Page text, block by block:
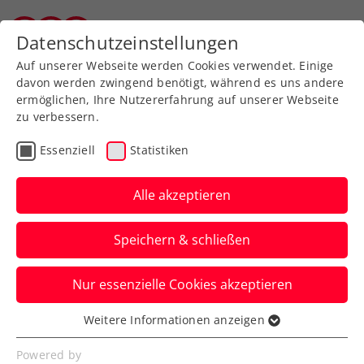
Zurück zur Newsübersicht
Turniere
Generali Open Kitzbühel:
Kostenlose An- und
Abreise mit Öffis in Tirol
Diese Einigung haben das ATP-250-
Turnier am Kitzbüheler Tennisclub und
der Verkehrsverbund Tirol erzielt.
Verfasst von: Presseaussendung / Redaktion, 12.07.2024
Datenschutzeinstellungen
Auf unserer Webseite werden Cookies verwendet. Einige
davon werden zwingend benötigt, während es uns andere
ermöglichen, Ihre Nutzererfahrung auf unserer Webseite
zu verbessern.
Essenziell Statistiken
Alle akzeptieren
Speichern & schließen
Nur essenzielle Cookies akzeptieren
Essenziell
Essenzielle Cookies werden für grundlegende
Weitere Informationen anzeigen
Powered by